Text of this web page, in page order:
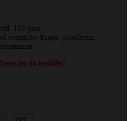
155 gsm
avrundet krage, passform,
før du bestiller!